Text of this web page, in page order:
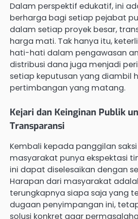
Dalam perspektif edukatif, ini
berharga bagi setiap pejabat
dalam setiap proyek besar,
harga mati. Tak hanya itu,
hati-hati dalam pengawasan
distribusi dana juga menjadi
setiap keputusan yang diambil
pertimbangan yang matang.
Kejari dan Keinginan Publik
Transparansi
Kembali kepada panggilan saksi
masyarakat punya ekspektasi
ini dapat diselesaikan dengan
Harapan dari masyarakat
terungkapnya siapa saja yang
dugaan penyimpangan ini,
solusi konkret agar